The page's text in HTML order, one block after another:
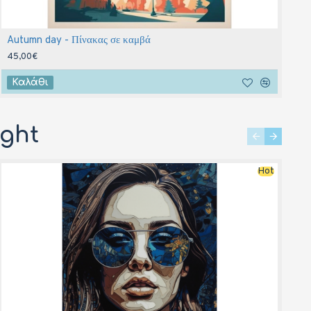
Autumn day - Πίνακας σε καμβά
45,00€
Καλάθι
Hot